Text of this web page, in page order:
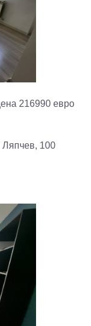
216990 евро
100